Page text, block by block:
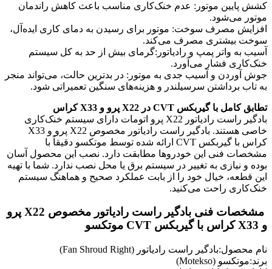
کشش پایین موتور: عدم خنک‌کاری مناسب باعث کاهش راندمان
موتور می‌شود.
افزایش مصرف سوخت: موتور برای رسیدن به دمای کاری ایده‌آل،
سوخت بیشتری مصرف می‌کند.
آسیب به واتر پمپ و رادیاتور:گرمای بیش از حد به کل سیستم
خنک‌کاری فشار می‌آورد.
جوش آوردن و آسیب جدی به موتور: در بدترین حالت، می‌تواند منجر
به تاب برداشتن سرسیلندر و هزینه‌های سنگین تعمیراتی شود.
تطابق کامل با گیربکس CVT در X22 پرو و X33 کراس
بادگیر راست رادیاتور X22 پرو اتومات دارای سیستم خنک‌کاری
خاصی هستند. بادگیر راست رادیاتور مخصوص X22 پرو و X33
کراس با گیربکس CVT ارائه شده توسط موتکسو دقیقاً با
مشخصات فنی این خودروها مطابقت دارد. نصب این محصول آسان
بوده و نیازی به تغییر در سیستم برق یا محل نصب ندارد. شما با تهیه
این قطعه، خیال خود را از بابت عملکرد صحیح و هماهنگ سیستم
خنک‌کاری راحت می‌کنید.
مشخصات فنی بادگیر راست رادیاتور مخصوص X22 پرو
و X33 کراس با گیربکس CVT موتکسو
نام محصول:بادگیر راست رادیاتور (Fan Shroud Right)
برند:موتکسو (Motekso)